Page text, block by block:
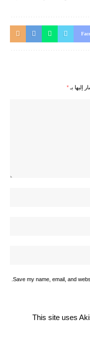
إليها بـ *
Save my name, email, and
This site uses